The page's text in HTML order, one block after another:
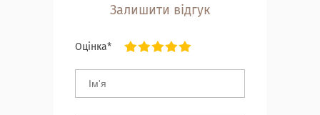
Залишити відгук
Оцінка*